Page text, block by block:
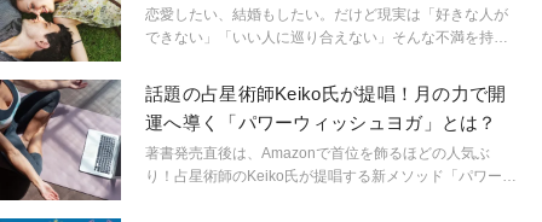
に。マインドフルに生きられるようになるのです。
「今、ここ」を生きるためのマインドフルネス占星術の
恋愛したい、結婚もしたい。だけど現実は「好きな人が
できない」「いい人に巡り合えない」そんな不満を持っ
と出会える場に行くことが大事ですが、ではその「出会
いの場」で良いご縁を引けるようになるには？日々心掛
けたいポイントを考えてみました。
話題の占星術師Keiko氏が提唱！月の力で開
運へ導く「パワーウィッシュヨガ」とは？
著書発売直後は、Amazonで首位を飾るほどの人気ぶ
り！占星術師のKeiko氏が提唱する新メソッド「パワーウ